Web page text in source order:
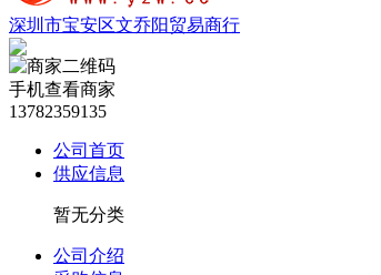
深圳市宝安区文乔阳贸易商行
手机查看商家
13782359135
公司首页
供应信息
暂无分类
公司介绍